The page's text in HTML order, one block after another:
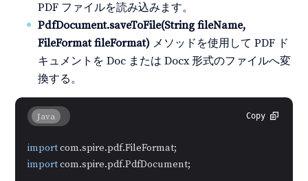
PDF ファイルを読み込みます。
PdfDocument.saveToFile(String fileName,
FileFormat fileFormat) メソッドを使用して PDF ド
キュメントを Doc または Docx 形式のファイルへ変
換する。
Java Copy
import
import com.spire.pdf.PdfDocument;